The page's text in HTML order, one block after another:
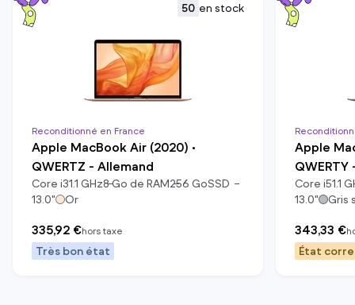
50 en stock
Reconditionné en France
Apple MacBook Air (2020) •
QWERTZ - Allemand
Core i31.1 GHz8Go de RAM256 GoSSD
13.0" Or
335,92 €hors taxe
Très bon état
Apple
Core i51.1
13.0" Gris
343,33 €
État